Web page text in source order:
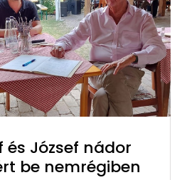
és József nádor
be nemrégiben